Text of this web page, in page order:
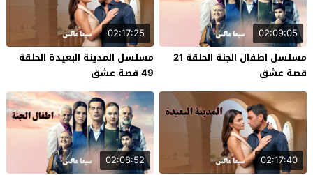
02:09:05
مسلسل اطفال الجنة الحلقة 21
قصة عشق
02:17:25
مسلسل المدينة البعيدة الحلقة
49 قصة عشق
02:17:40
02:08:52